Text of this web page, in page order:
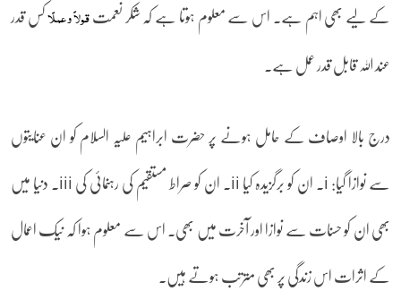
کے لیے بھی اہم ہے۔ اس سے معلوم ہوتا ہے کہ شکر نعمتقولاً و عملًاکس قدر
عند اللہ قابل قدر عمل ہے۔
درج بالا اوصاف کے حامل ہونے پر حضرت ابراہیم علیہ السلام کو ان عنایتوں
سے نوازا گیا: i۔ ان کو برگزیدہ کیا ii۔ ان کو صراط مستقیم کی رہنمائی کی iii۔ دنیا میں
بھی ان کو حسنات سے نوازا اور آخرت میں بھی۔ اس سے معلوم ہوا کہ نیک اعمال
کے اثرات اس زندگی پر بھی مترتب ہوتے ہیں۔